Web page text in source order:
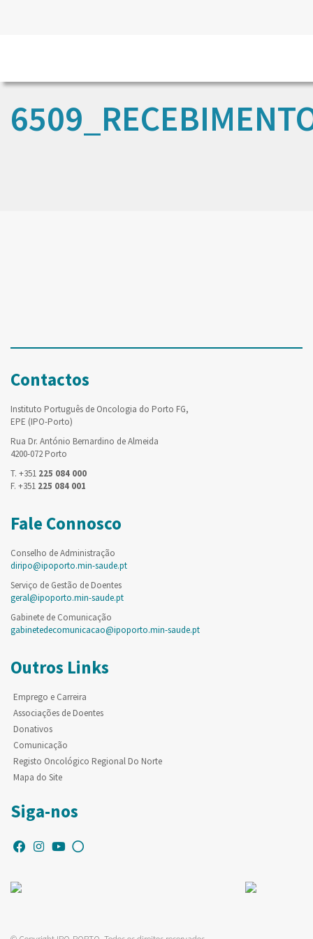
Contactos
Instituto Português de Oncologia do Porto FG,
EPE (IPO-Porto)
Rua Dr. António Bernardino de Almeida
4200-072 Porto
T. +351 225 084 000
F. +351 225 084 001
Fale Connosco
Conselho de Administração
diripo@ipoporto.min-saude.pt
Serviço de Gestão de Doentes
geral@ipoporto.min-saude.pt
Gabinete de Comunicação
gabinetedecomunicacao@ipoporto.min-saude.pt
Outros Links
Emprego e Carreira
Associações de Doentes
Donativos
Comunicação
Registo Oncológico Regional Do Norte
Mapa do Site
Siga-nos